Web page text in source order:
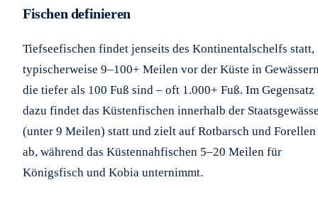
Fischen definieren
Tiefseefischen findet jenseits des Kontinentalschelfs statt,
typischerweise 9–100+ Meilen vor der Küste in
die tiefer als 100 Fuß sind – oft 1.000+ Fuß. Im Gegensatz
dazu findet das Küstenfischen innerhalb der
(unter 9 Meilen) statt und zielt auf Rotbarsch und Forellen
ab, während das Küstennahfischen 5–20 Meilen für
Königsfisch und Kobia unternimmt.